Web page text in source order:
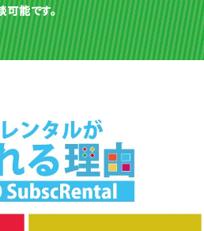
能です。